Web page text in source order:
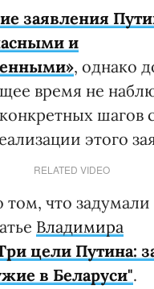
заявления
и
, однако
время не
шагов
этого
RELATED VIDEO
том, что
Владимира
цели Путина:
в Беларуси".